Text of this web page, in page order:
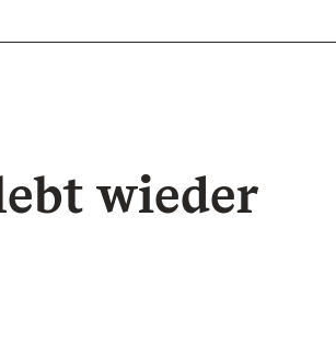
wieder